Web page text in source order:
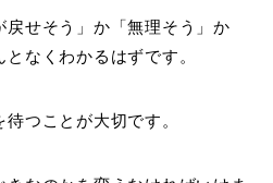
戻せそう」か「無理そう」か
となくわかるはずです。
つことが大切です。